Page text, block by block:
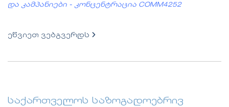
და კამპანიები - კონცენტრაცია COMM4252
ეწვიეთ ვებგვერდს
საქართველოს საზოგადოებრივ